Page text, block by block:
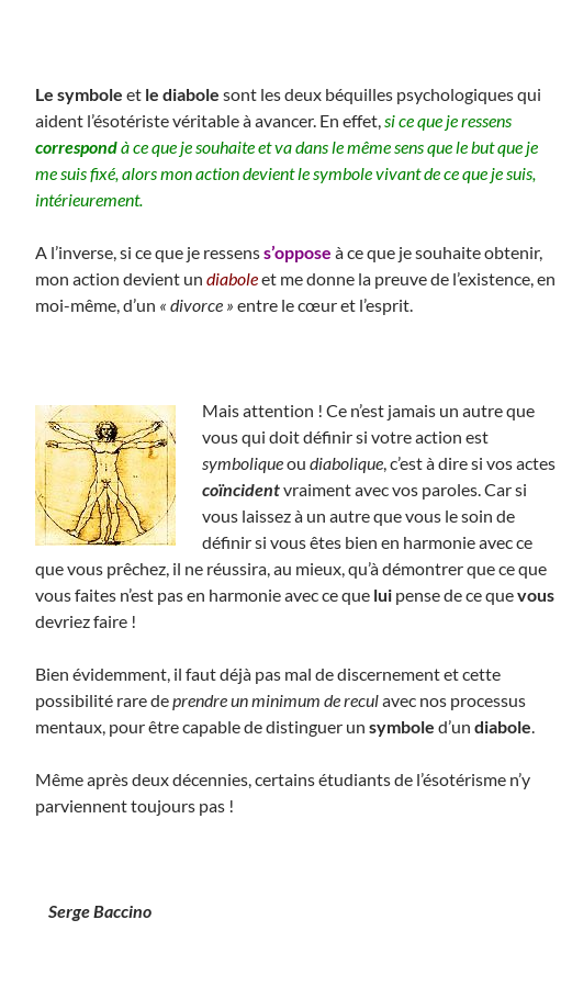
Le symbole et le diabole sont les deux béquilles psychologiques qui
aident l’ésotériste véritable à avancer. En effet,si ce que je ressens
correspondà ce que je souhaite et va dans le même sens que le but que je
me suis fixé, alors mon action devient le symbole vivant de ce que je suis,
intérieurement.
A l’inverse, si ce que je ressenss’oppose à ce que je souhaite obtenir,
mon action devient un diaboleet me donne la preuve de l’existence, en
moi-même, d’un « divorce » entre le cœur et l’esprit.
Mais attention ! Ce n’est jamais un autre que
vous qui doit définir si votre action est
symboliqueou diabolique, c’est à dire si vos actes
coïncidentvraiment avec vos paroles. Car si
vous laissez à un autre que vous le soin de
définir si vous êtes bien en harmonie avec ce
que vous prêchez, il ne réussira, au mieux, qu’à démontrer que ce que
vous faites n’est pas en harmonie avec ce que lui pense de ce quevous
devriez faire !
Bien évidemment, il faut déjà pas mal de discernement et cette
possibilité rare deprendre un minimum de reculavec nos processus
mentaux, pour être capable de distinguer un symbole d’un diabole.
Même après deux décennies, certains étudiants de l’ésotérisme n’y
parviennent toujours pas !
Serge Baccino